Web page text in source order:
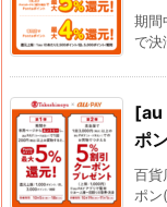
期間
で決
[au
ポ
百貨
ポン